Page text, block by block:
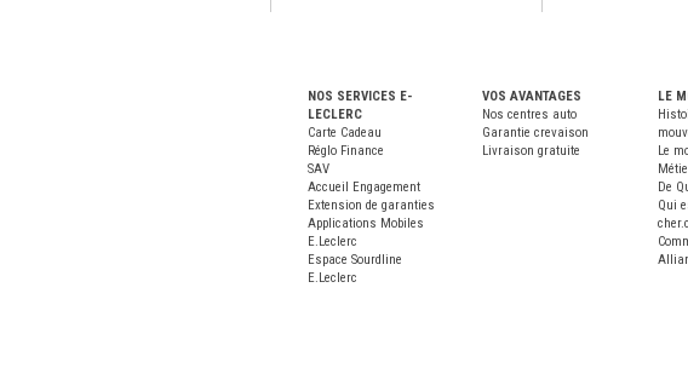
NOS SERVICES E-
LECLERC
Carte Cadeau
Réglo Finance
SAV
Accueil Engagement
Extension de garanties
Applications Mobiles
E.Leclerc
Espace Sourdline
E.Leclerc
VOS AVANTAGES
Nos centres auto
Garantie crevaison
Livraison gratuite
LE
Le
De
Qui